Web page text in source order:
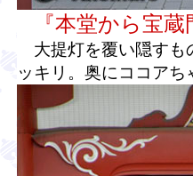
『本堂から宝
大提灯を覆い隠すも
ッキリ。奥にココア